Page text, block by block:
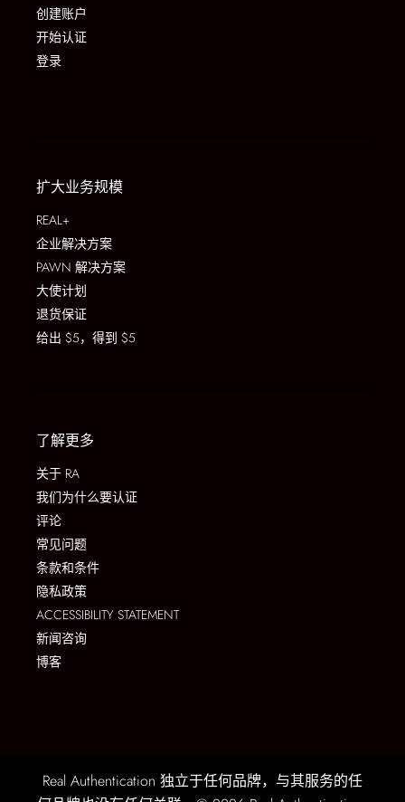
创建账户
开始认证
登录
扩大业务规模
REAL+
企业解决方案
PAWN 解决方案
大使计划
退货保证
给出 $5，得到 $5
了解更多
关于 RA
我们为什么要认证
评论
常见问题
条款和条件
隐私政策
ACCESSIBILITY STATEMENT
新闻咨询
博客
Real Authentication 独立于任何品牌，与其服务的任